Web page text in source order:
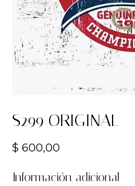
S299 ORIGINAL
$ 600,00
Información adicional